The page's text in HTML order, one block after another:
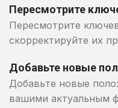
Пересмотрите
Пересмотрите
скорректируйте их
Добавьте новые
Добавьте новые
вашими актуальным